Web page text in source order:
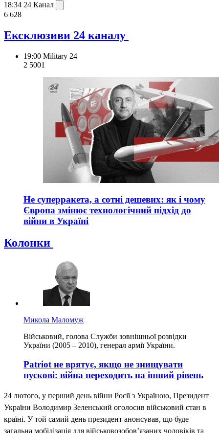
18:34 24 Канал
6 628
Ексклюзиви 24 каналу
19:00 Military 24
2 5001
Не суперракета, а сотні дешевих: як і чому
Європа змінює технологічний підхід до
війни в Україні
Колонки
Микола Маломуж
Військовий, голова Служби зовнішньої розвідки
України (2005 – 2010), генерал армії України.
Patriot не врятує, якщо не знищувати
пускові: війна переходить на інший рівень
24 лютого, у перший день війни Росії з Україною, Президент
України Володимир Зеленський оголосив військовий стан в
країні. У той самий день президент анонсував, що буде
загальна мобілізація для військовозобов’язаних чоловіків та